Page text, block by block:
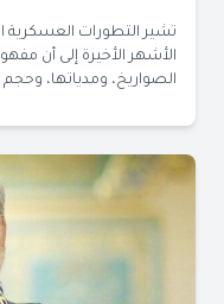
تشير التطورات
الأشهر الأخيرة إلى أن
الصواريخ، ومدياتها، وحجم